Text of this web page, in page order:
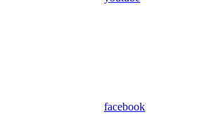
facebook